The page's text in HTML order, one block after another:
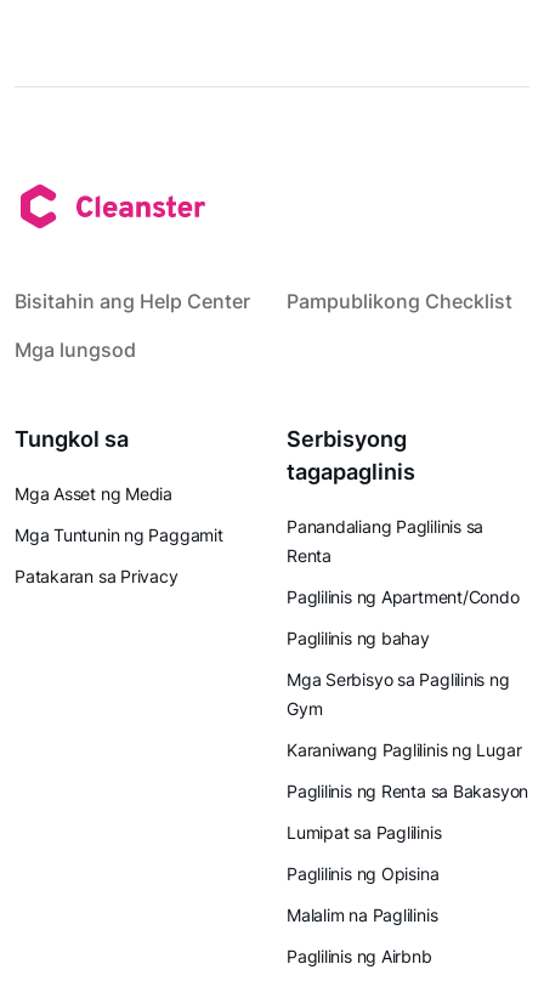
Bisitahin ang Help Center
Pampublikong Checklist
Mga lungsod
Tungkol sa
Mga Asset ng Media
Mga Tuntunin ng Paggamit
Patakaran sa Privacy
Serbisyong
tagapaglinis
Panandaliang Paglilinis sa
Renta
Paglilinis ng Apartment/Condo
Paglilinis ng bahay
Mga Serbisyo sa Paglilinis ng
Gym
Karaniwang Paglilinis ng Lugar
Paglilinis ng Renta sa Bakasyon
Lumipat sa Paglilinis
Paglilinis ng Opisina
Malalim na Paglilinis
Paglilinis ng Airbnb